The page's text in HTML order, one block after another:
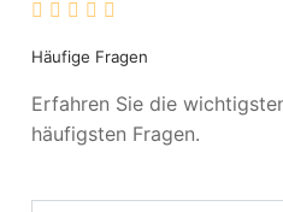
Häufige Fragen
Erfahren Sie die
häufigsten Fragen.